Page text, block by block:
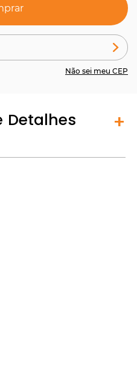
Não sei meu CEP
Detalhes